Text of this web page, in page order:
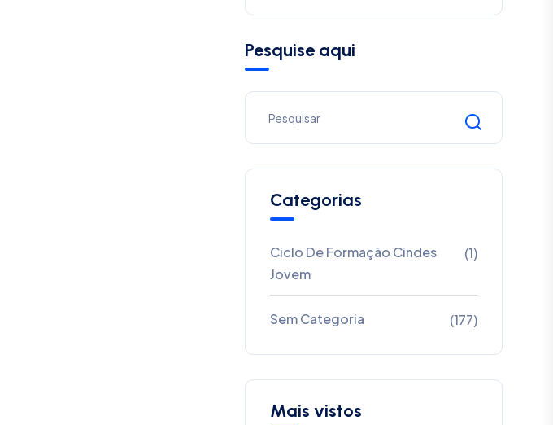
Pesquise aqui
Categorias
Ciclo De Formação Cindes
Jovem
(1)
Sem Categoria (177)
Mais vistos